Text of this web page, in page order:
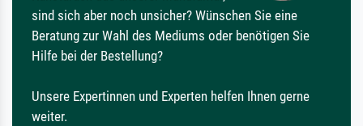
sind sich aber noch unsicher? Wünschen Sie eine
Beratung zur Wahl des Mediums oder benötigen Sie
Hilfe bei der Bestellung?
Unsere Expertinnen und Experten helfen Ihnen gerne
weiter.